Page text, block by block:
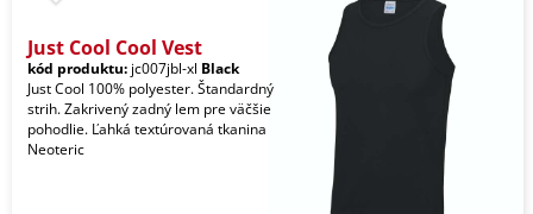
Just Cool Cool Vest
kód produktu: jc007jbl-xl Black
Just Cool 100% polyester. Štandardný
strih. Zakrivený zadný lem pre väčšie
pohodlie. Ľahká textúrovaná tkanina
Neoteric